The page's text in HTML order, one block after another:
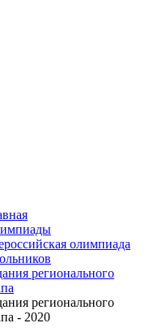
олимпиада
регионального
регионального
- 2020